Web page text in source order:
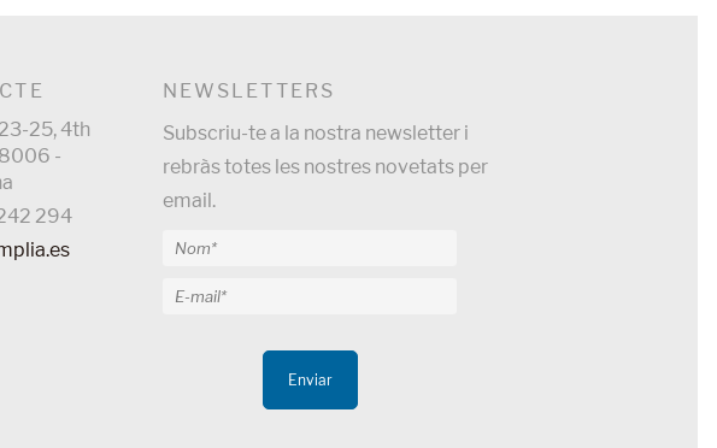
25, 4th
-
294
NEWSLETTERS
Subscriu-te a la nostra newsletter i
rebràs totes les nostres novetats per
email.
Enviar